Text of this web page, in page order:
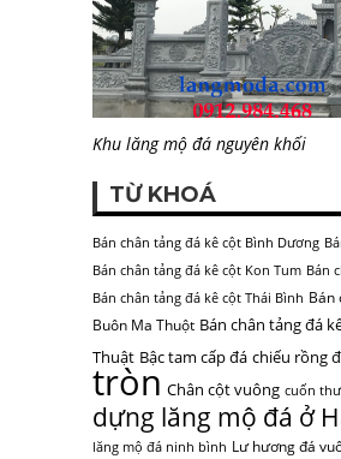
Khu lăng mộ đá nguyên khối
TỪ KHOÁ
Bán chân tảng đá kê cột Bình Dương
Bán chân tảng đá kê cột Kon Tum Bán
Bán chân tảng đá kê cột Thái Bình Bán
Buôn Ma Thuột Bán chân tảng đá
Thuật Bậc tam cấp đá chiếu rồng
tròn Chân cột vuông cuốn
dựng lăng mộ đá ở
lăng mộ đá ninh bình Lư hương đá